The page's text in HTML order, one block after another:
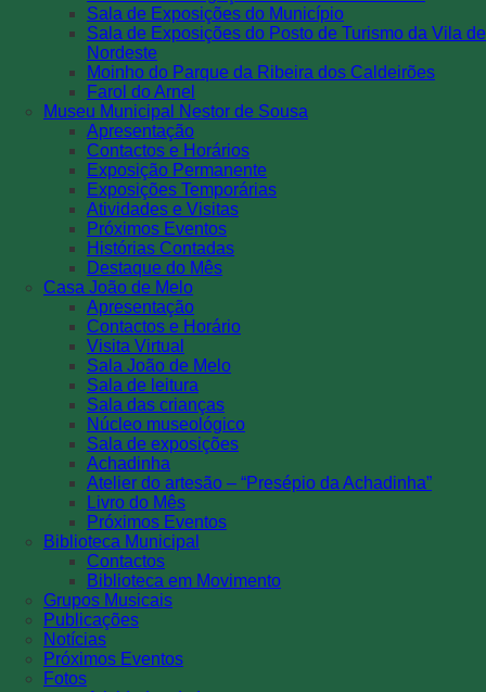
Sala de Exposições do Município
Sala de Exposições do Posto de Turismo da Vila de
Nordeste
Moinho do Parque da Ribeira dos Caldeirões
Farol do Arnel
Museu Municipal Nestor de Sousa
Apresentação
Contactos e Horários
Exposição Permanente
Exposições Temporárias
Atividades e Visitas
Próximos Eventos
Histórias Contadas
Destaque do Mês
Casa João de Melo
Apresentação
Contactos e Horário
Visita Virtual
Sala João de Melo
Sala de leitura
Sala das crianças
Núcleo museológico
Sala de exposições
Achadinha
Atelier do artesão – “Presépio da Achadinha”
Livro do Mês
Próximos Eventos
Biblioteca Municipal
Contactos
Biblioteca em Movimento
Grupos Musicais
Publicações
Notícias
Próximos Eventos
Fotos